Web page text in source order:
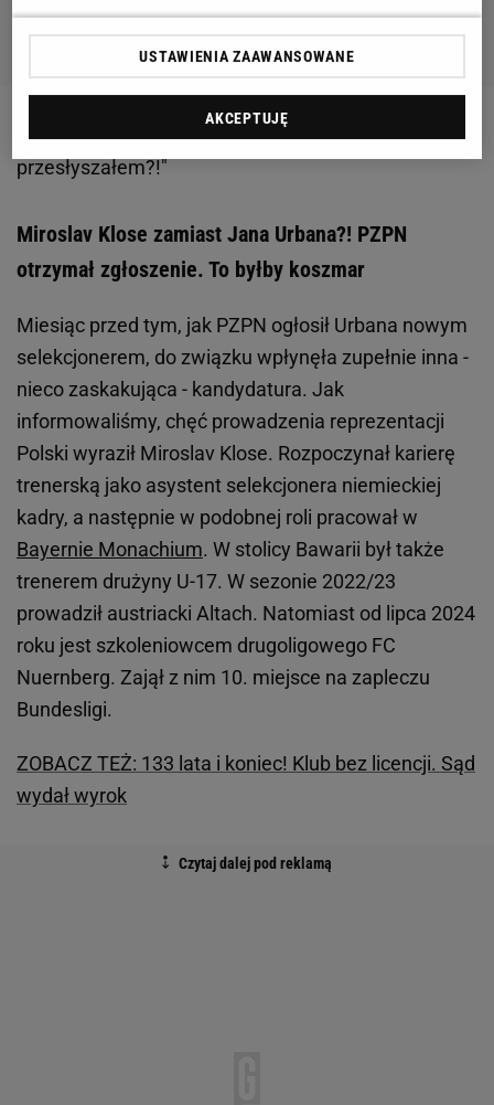
Zobacz wideoUrban nie wytrzymał! "Czy ja się nie
przesłyszałem?!"
Miroslav Klose zamiast Jana Urbana?! PZPN
otrzymał zgłoszenie. To byłby koszmar
Miesiąc przed tym, jak PZPN ogłosił Urbana nowym
selekcjonerem, do związku wpłynęła zupełnie inna -
nieco zaskakująca - kandydatura. Jak
informowaliśmy, chęć prowadzenia reprezentacji
Polski wyraził Miroslav Klose. Rozpoczynał karierę
trenerską jako asystent selekcjonera niemieckiej
kadry, a następnie w podobnej roli pracował w
Bayernie Monachium. W stolicy Bawarii był także
trenerem drużyny U-17. W sezonie 2022/23
prowadził austriacki Altach. Natomiast od lipca 2024
roku jest szkoleniowcem drugoligowego FC
Nuernberg. Zajął z nim 10. miejsce na zapleczu
Bundesligi.
ZOBACZ TEŻ: 133 lata i koniec! Klub bez licencji. Sąd
wydał wyrok
USTAWIENIA ZAAWANSOWANE
AKCEPTUJĘ